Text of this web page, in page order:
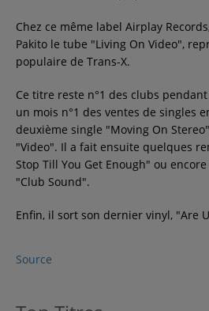
Chez ce même label Airplay
Pakito le tube "Living On Video",
populaire de Trans-X.
Ce titre reste n°1 des clubs
un mois n°1 des ventes de singles
deuxième single "Moving On
"Video". Il a fait ensuite quelques
Stop Till You Get Enough" ou
"Club Sound".
Enfin, il sort son dernier vinyl, "Are
Source